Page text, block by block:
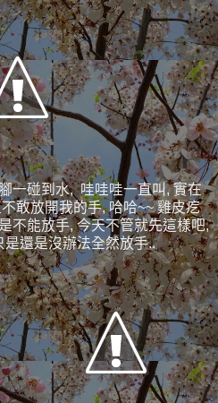
一碰到水, 哇哇哇一直叫, 實在
敢放開我的手, 哈哈~~ 雞皮疙
不能放手, 今天不管就先這樣吧,
還是沒辦法全然放手..